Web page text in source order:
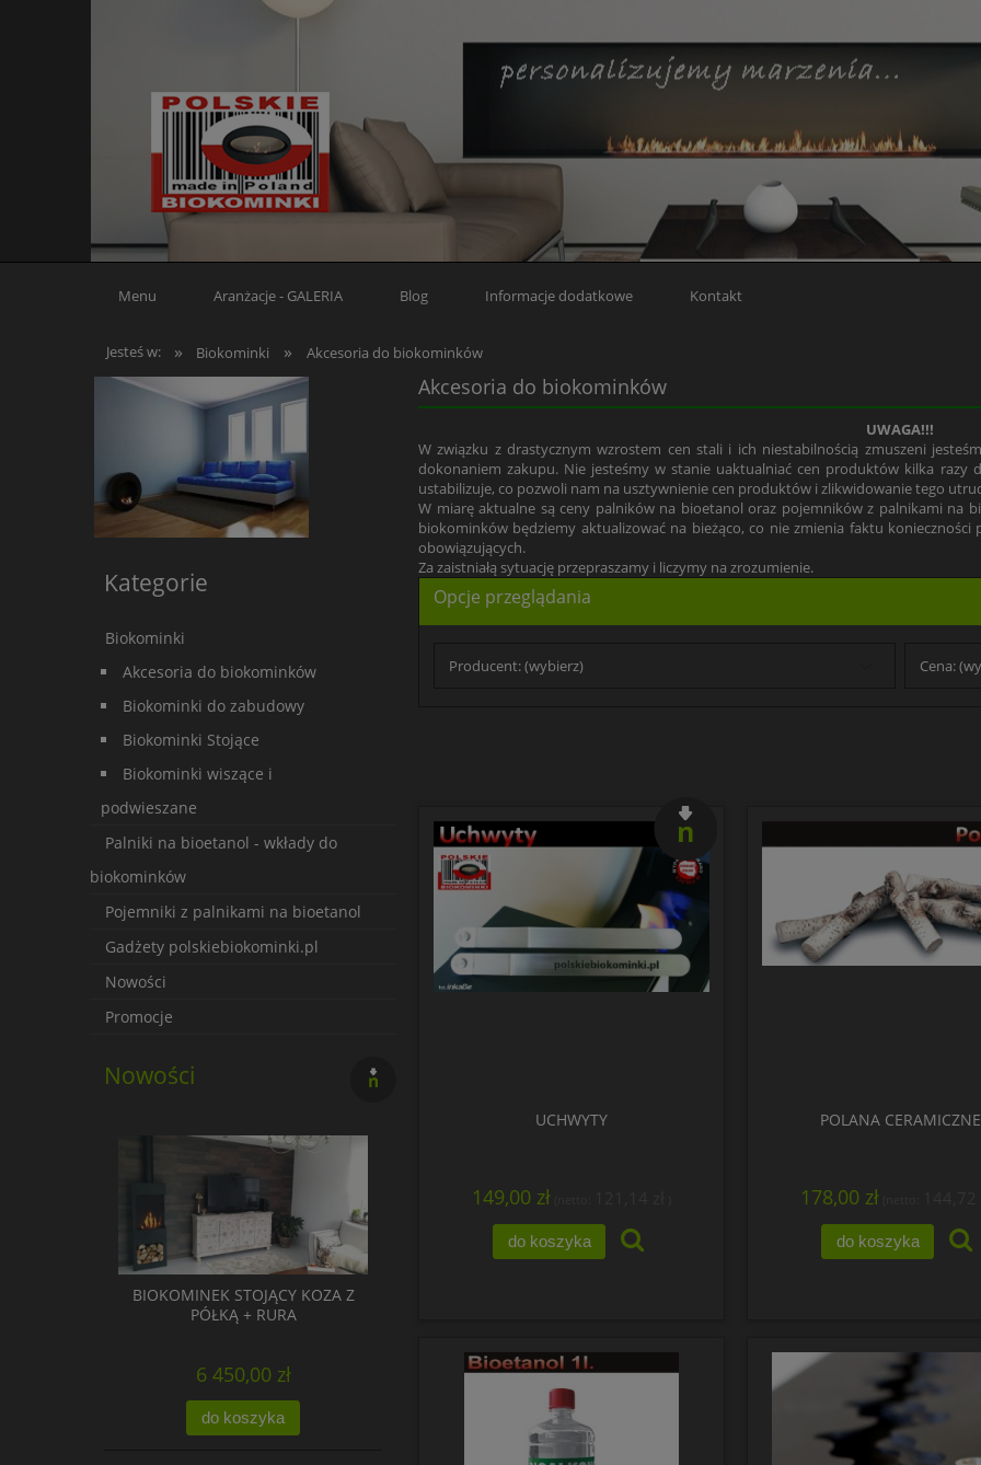
Menu Aranżacje - GALERIA Blog Informacje dodatkowe Kontakt
Jesteś w: » Biokominki » Akcesoria do biokominków
Kategorie
Biokominki
Akcesoria do biokominków
Biokominki do zabudowy
Biokominki Stojące
Biokominki wiszące i
podwieszane
Palniki na bioetanol - wkłady do
biokominków
Pojemniki z palnikami na bioetanol
Gadżety polskiebiokominki.pl
Nowości
Promocje
Nowości
BIOKOMINEK STOJĄCY KOZA Z
PÓŁKĄ + RURA
6 450,00 zł
do koszyka
Akcesoria do biokominków
UWAGA!!!
W związku z drastycznym wzrostem cen stali i ich niestabilnością zmuszeni
dokonaniem zakupu. Nie jesteśmy w stanie uaktualniać cen produktów kilka razy
ustabilizuje, co pozwoli nam na usztywnienie cen produktów i zlikwidowanie tego
W miarę aktualne są ceny palników na bioetanol oraz pojemników z palnikami na
biokominków będziemy aktualizować na bieżąco, co nie zmienia faktu
obowiązujących.
Za zaistniałą sytuację przepraszamy i liczymy na zrozumienie.
Opcje przeglądania
Producent: (wybierz) Cena:
UCHWYTY
149,00 zł
do koszyka
nowość
POLANA CERAMICZNE
178,00 zł
do koszyka